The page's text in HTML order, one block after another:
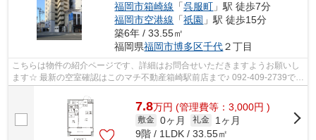
福岡市箱崎線 「呉服町 」駅 徒歩7分
福岡市空港線 「祇園 」駅 徒歩15分
築6年 / 33.55㎡
福岡県福岡市博多区千代２丁目
こちらは物件の紹介ページです、詳細はお問合せいただきますようお願いし
ます☆ 最新の空室確認はこのマチ不動産箱崎駅前店まで♪ 092-409-2739で
7.8万円 (管理費等：3,000円 )
敷金 0ヶ月 礼金
1ヶ月
9階 / 1LDK / 33.55㎡